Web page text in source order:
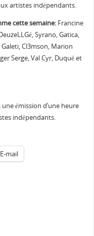
artistes indépendants.
cette semaine:Francine
Syrano, Gatica,
Galeti, Cl3mson, Marion
Serge, Val Cyr, Duqué et
émission d’une heure
indépendants.
E-mail